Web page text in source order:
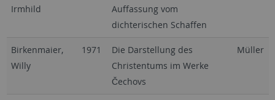
Irmhild
Auffassung vom
dichterischen Schaffen
Birkenmaier,
Willy
1971
Die Darstellung des
Christentums im Werke
Čechovs
Müller